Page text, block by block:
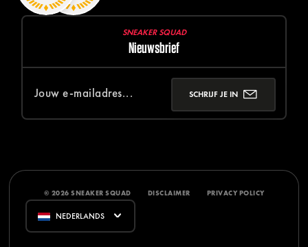
SNEAKER SQUAD
Nieuwsbrief
SCHRIJF JE IN
© 2026 SNEAKER SQUAD DISCLAIMER PRIVACY POLICY
NEDERLANDS